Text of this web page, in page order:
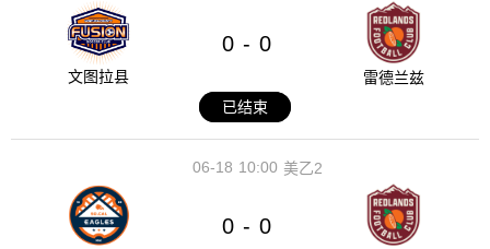
文图拉县
0 - 0
雷德兰兹
已结束
10:00
06-18 美乙2
0 - 0